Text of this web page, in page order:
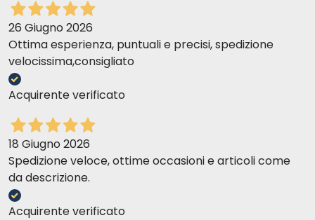
26 Giugno 2026
Ottima esperienza, puntuali e precisi, spedizione
velocissima,consigliato
Acquirente verificato
18 Giugno 2026
Spedizione veloce, ottime occasioni e articoli come
da descrizione.
Acquirente verificato